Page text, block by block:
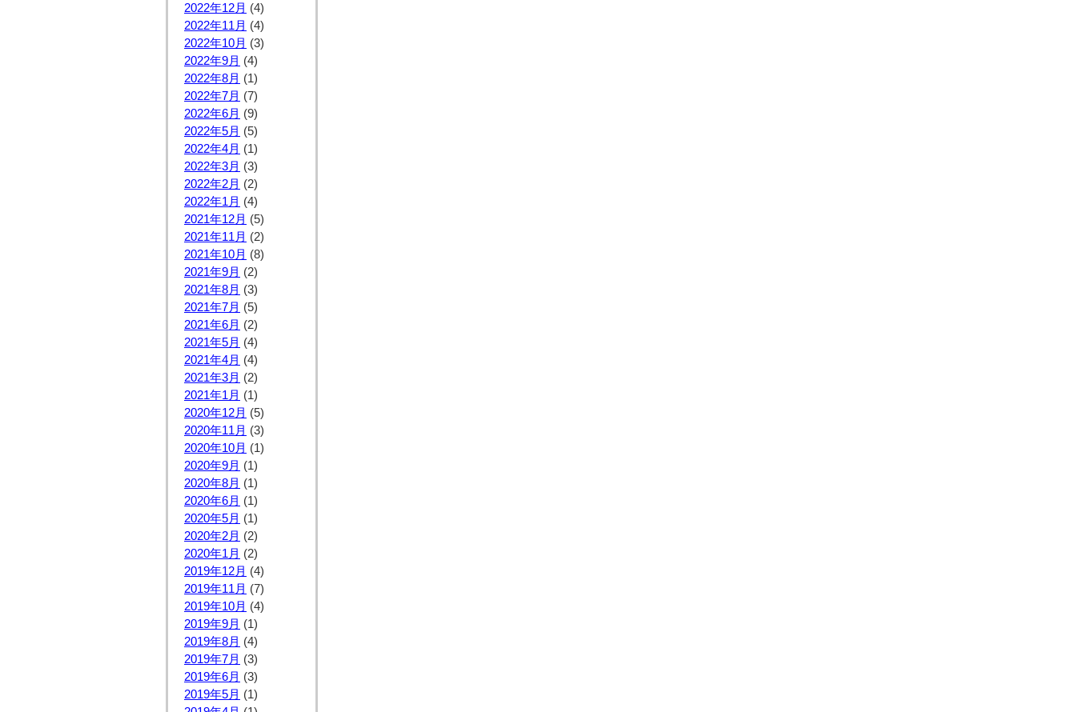
2022年12月 (4)
2022年11月 (4)
2022年10月 (3)
2022年9月 (4)
2022年8月 (1)
2022年7月 (7)
2022年6月 (9)
2022年5月 (5)
2022年4月 (1)
2022年3月 (3)
2022年2月 (2)
2022年1月 (4)
2021年12月 (5)
2021年11月 (2)
2021年10月 (8)
2021年9月 (2)
2021年8月 (3)
2021年7月 (5)
2021年6月 (2)
2021年5月 (4)
2021年4月 (4)
2021年3月 (2)
2021年1月 (1)
2020年12月 (5)
2020年11月 (3)
2020年10月 (1)
2020年9月 (1)
2020年8月 (1)
2020年6月 (1)
2020年5月 (1)
2020年2月 (2)
2020年1月 (2)
2019年12月 (4)
2019年11月 (7)
2019年10月 (4)
2019年9月 (1)
2019年8月 (4)
2019年7月 (3)
2019年6月 (3)
2019年5月 (1)